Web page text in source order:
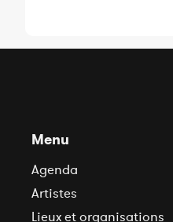
Menu
Agenda
Artistes
Lieux et organisations